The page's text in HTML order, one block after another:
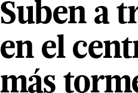
Suben a
en el
más